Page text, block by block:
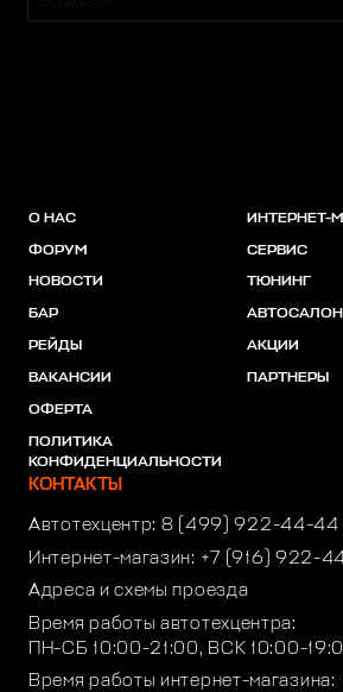
О НАС
ФОРУМ
НОВОСТИ
БАР
РЕЙДЫ
ВАКАНСИИ
ОФЕРТА
ПОЛИТИКА
КОНФИДЕНЦИАЛЬНОСТИ
ИНТЕРНЕТ-
СЕРВИС
ТЮНИНГ
АВТОСАЛОН
АКЦИИ
ПАРТНЕРЫ
КОНТАКТЫ
Автотехцентр: 8 (499) 922-44-44
Интернет-магазин: +7 (916) 922-
Адреса и схемы проезда
Время работы автотехцентра:
ПН-СБ 10:00-21:00, ВСК 10:00-
Время работы интернет-магазина: